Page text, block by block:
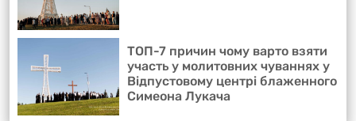
ТОП-7 причин чому варто взяти
участь у молитовних чуваннях у
Відпустовому центрі блаженного
Симеона Лукача